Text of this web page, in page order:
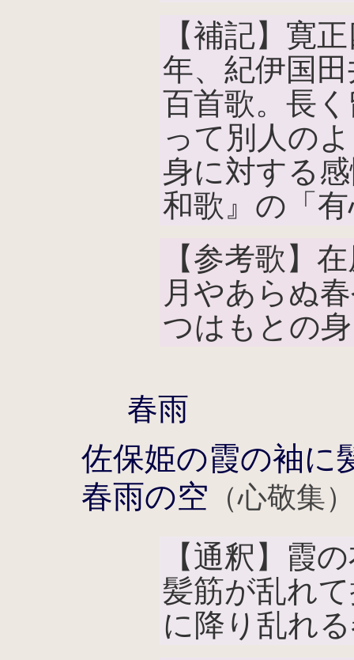
【補記】寛
年、紀伊国
百首歌。長
って別人の
身に対する
和歌』の「
【参考歌】
月やあらぬ
つはもとの
春雨
佐保姫の霞の袖に
春雨の空 （心敬集
【通釈】霞
髪筋が乱れ
に降り乱れ